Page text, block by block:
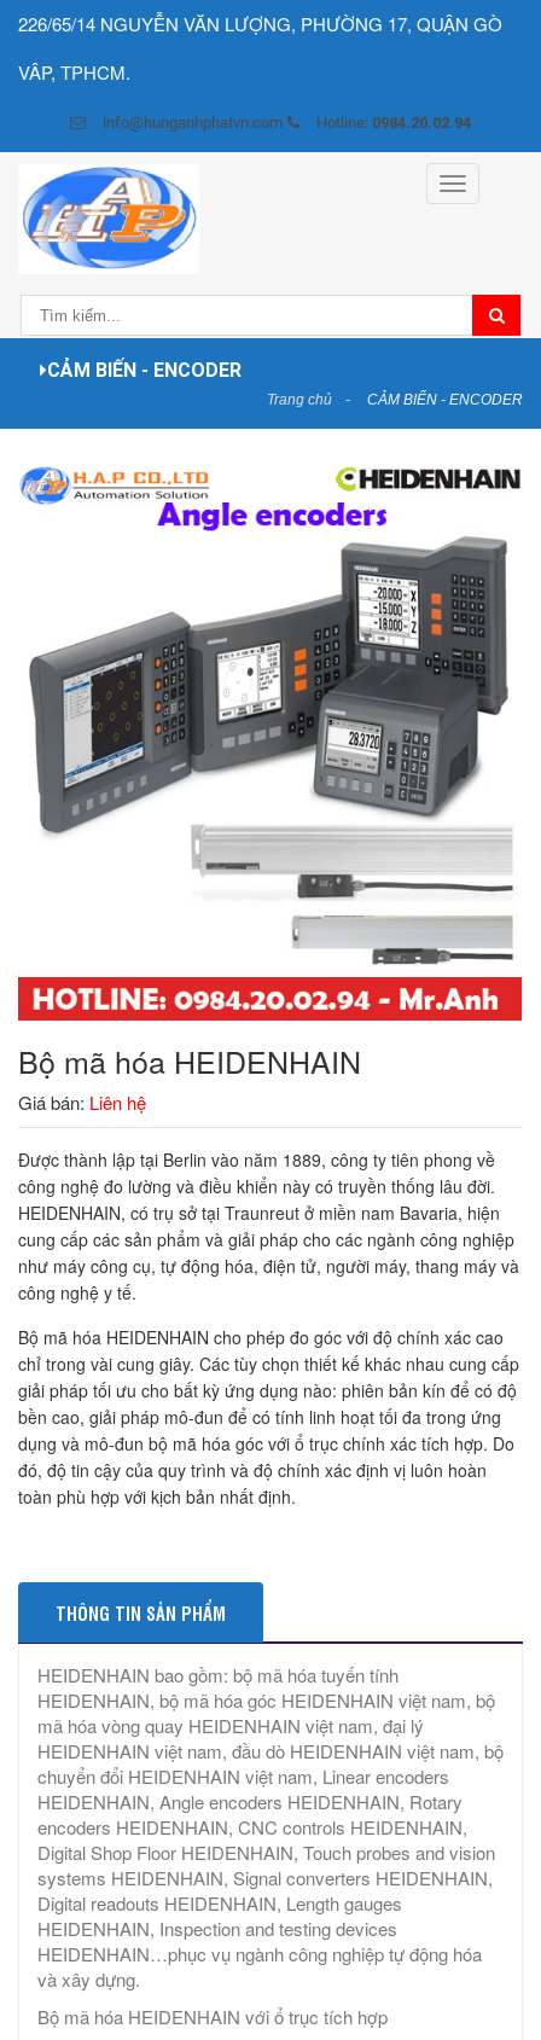
226/65/14 NGUYỄN VĂN LƯỢNG, PHƯỜNG 17, QUẬN GÒ
VÂP, TPHCM.
info@hunganhphatvn.com Hotline: 0984.20.02.94
Toggle
navigation
CẢM BIẾN - ENCODER
Trang chủ CẢM BIẾN - ENCODER
Bộ mã hóa HEIDENHAIN
Giá bán: Liên hệ
Được thành lập tại Berlin vào năm 1889, công ty tiên phong về
công nghệ đo lường và điều khiển này có truyền thống lâu đời.
HEIDENHAIN, có trụ sở tại Traunreut ở miền nam Bavaria, hiện
cung cấp các sản phẩm và giải pháp cho các ngành công nghiệp
như máy công cụ, tự động hóa, điện tử, người máy, thang máy và
công nghệ y tế.
Bộ mã hóa HEIDENHAIN cho phép đo góc với độ chính xác cao
chỉ trong vài cung giây. Các tùy chọn thiết kế khác nhau cung cấp
giải pháp tối ưu cho bất kỳ ứng dụng nào: phiên bản kín để có độ
bền cao, giải pháp mô-đun để có tính linh hoạt tối đa trong ứng
dụng và mô-đun bộ mã hóa góc với ổ trục chính xác tích hợp. Do
đó, độ tin cậy của quy trình và độ chính xác định vị luôn hoàn
toàn phù hợp với kịch bản nhất định.
THÔNG TIN SẢN PHẨM
HEIDENHAIN bao gồm: bộ mã hóa tuyến tính
HEIDENHAIN, bộ mã hóa góc HEIDENHAIN việt nam, bộ
mã hóa vòng quay HEIDENHAIN việt nam, đại lý
HEIDENHAIN việt nam, đầu dò HEIDENHAIN việt nam, bộ
chuyển đổi HEIDENHAIN việt nam, Linear encoders
HEIDENHAIN, Angle encoders HEIDENHAIN, Rotary
encoders HEIDENHAIN, CNC controls HEIDENHAIN,
Digital Shop Floor HEIDENHAIN, Touch probes and vision
systems HEIDENHAIN, Signal converters HEIDENHAIN,
Digital readouts HEIDENHAIN, Length gauges
HEIDENHAIN, Inspection and testing devices
HEIDENHAIN…phục vụ ngành công nghiệp tự động hóa
và xây dựng.
Bộ mã hóa HEIDENHAIN với ổ trục tích hợp